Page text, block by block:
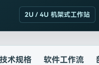
2U / 4U 机架式工作站
技术规格 软件工作流